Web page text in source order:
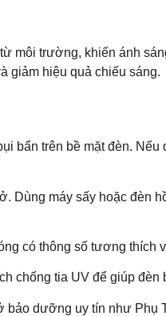
môi trường, khiến ánh
giảm hiệu quả chiếu sáng.
bẩn trên bề mặt đèn.
Dùng máy sấy hoặc đèn
có thông số tương thích
chống tia UV để giúp đèn
bảo dưỡng uy tín như